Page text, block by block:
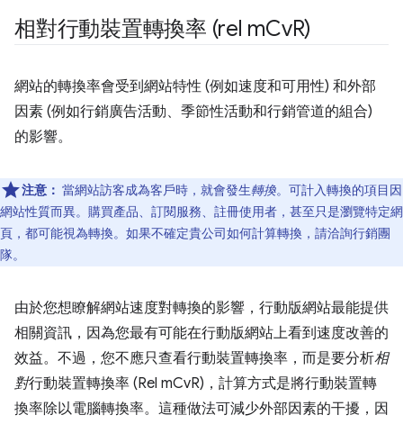
相對行動裝置轉換率 (rel mCvR)
網站的轉換率會受到網站特性 (例如速度和可用性) 和外部
因素 (例如行銷廣告活動、季節性活動和行銷管道的組合)
的影響。
注意： 當網站訪客成為客戶時，就會發生轉換。可計入轉換的項目因
網站性質而異。購買產品、訂閱服務、註冊使用者，甚至只是瀏覽特定網
頁，都可能視為轉換。如果不確定貴公司如何計算轉換，請洽詢行銷團
隊。
由於您想瞭解網站速度對轉換的影響，行動版網站最能提供
相關資訊，因為您最有可能在行動版網站上看到速度改善的
效益。不過，您不應只查看行動裝置轉換率，而是要分析相
對行動裝置轉換率 (Rel mCvR)，計算方式是將行動裝置轉
換率除以電腦轉換率。這種做法可減少外部因素的干擾，因